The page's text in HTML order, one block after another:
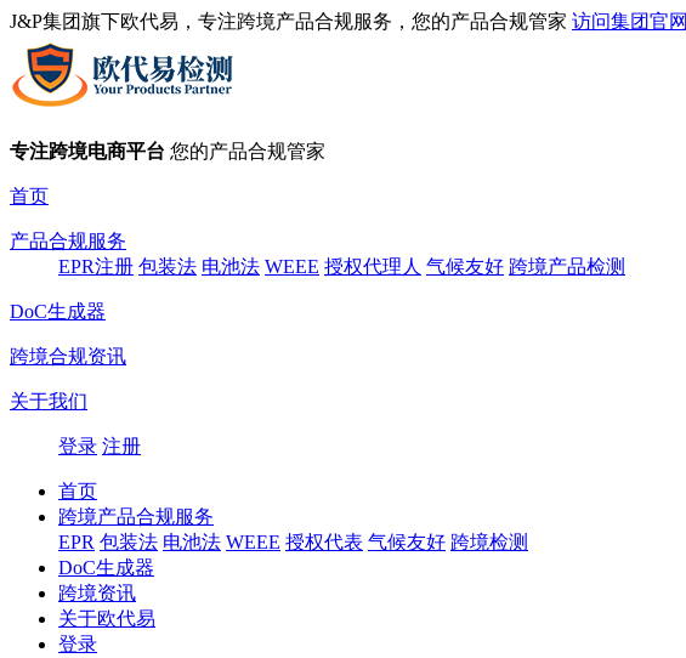
J&P集团旗下欧代易，专注跨境产品合规服务，您的产品合规管家 访问集团官网
专注跨境电商平台 您的产品合规管家
首页
产品合规服务
EPR注册 包装法 电池法 WEEE 授权代理人 气候友好 跨境产品检测
DoC生成器
跨境合规资讯
关于我们
登录 注册
首页
跨境产品合规服务
EPR 包装法 电池法 WEEE 授权代表 气候友好 跨境检测
DoC生成器
跨境资讯
关于欧代易
登录